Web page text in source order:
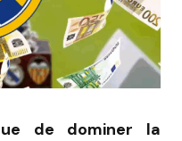
de dominer la